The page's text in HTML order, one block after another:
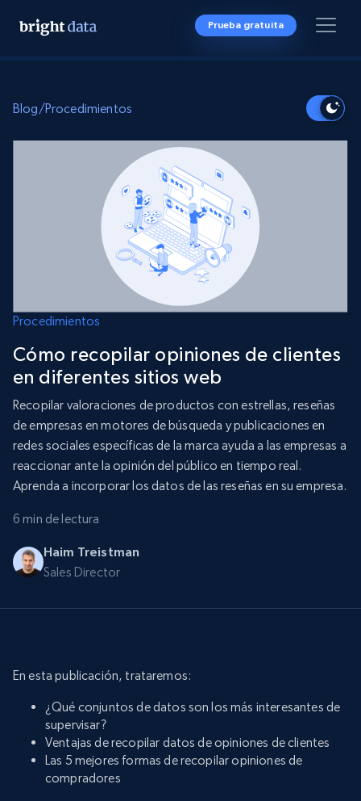
Prueba gratuita
Blog/Procedimientos
Procedimientos
Cómo recopilar opiniones de clientes
en diferentes sitios web
Recopilar valoraciones de productos con estrellas, reseñas
de empresas en motores de búsqueda y publicaciones en
redes sociales específicas de la marca ayuda a las empresas a
reaccionar ante la opinión del público en tiempo real.
Aprenda a incorporar los datos de las reseñas en su empresa.
6 min de lectura
Haim Treistman
Sales Director
En esta publicación, trataremos:
¿Qué conjuntos de datos son los más interesantes de
supervisar?
Ventajas de recopilar datos de opiniones de clientes
Las 5 mejores formas de recopilar opiniones de
compradores